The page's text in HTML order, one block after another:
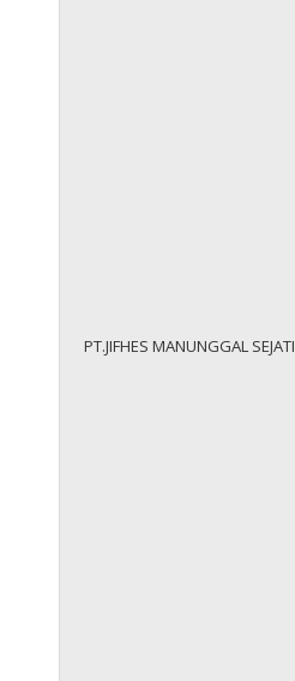
PT.JIFHES MANUNGGAL SEJATI